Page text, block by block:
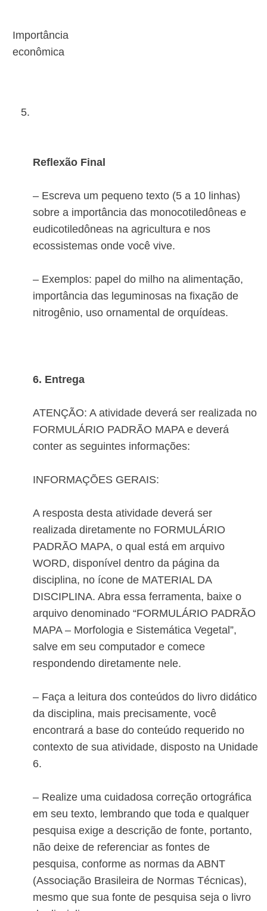
Importância
econômica
Reflexão Final
– Escreva um pequeno texto (5 a 10 linhas)
sobre a importância das monocotiledôneas e
eudicotiledôneas na agricultura e nos
ecossistemas onde você vive.
– Exemplos: papel do milho na alimentação,
importância das leguminosas na fixação de
nitrogênio, uso ornamental de orquídeas.
6. Entrega
ATENÇÃO: A atividade deverá ser realizada no
FORMULÁRIO PADRÃO MAPA e deverá
conter as seguintes informações:
INFORMAÇÕES GERAIS:
A resposta desta atividade deverá ser
realizada diretamente no FORMULÁRIO
PADRÃO MAPA, o qual está em arquivo
WORD, disponível dentro da página da
disciplina, no ícone de MATERIAL DA
DISCIPLINA. Abra essa ferramenta, baixe o
arquivo denominado “FORMULÁRIO PADRÃO
MAPA – Morfologia e Sistemática Vegetal”,
salve em seu computador e comece
respondendo diretamente nele.
– Faça a leitura dos conteúdos do livro didático
da disciplina, mais precisamente, você
encontrará a base do conteúdo requerido no
contexto de sua atividade, disposto na Unidade
6.
– Realize uma cuidadosa correção ortográfica
em seu texto, lembrando que toda e qualquer
pesquisa exige a descrição de fonte, portanto,
não deixe de referenciar as fontes de
pesquisa, conforme as normas da ABNT
(Associação Brasileira de Normas Técnicas),
mesmo que sua fonte de pesquisa seja o livro